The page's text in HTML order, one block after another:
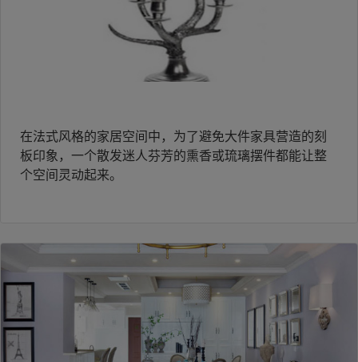
在法式风格的家居空间中，为了避免大件家具营造的刻
板印象，一个散发迷人芬芳的熏香或琉璃摆件都能让整
个空间灵动起来。